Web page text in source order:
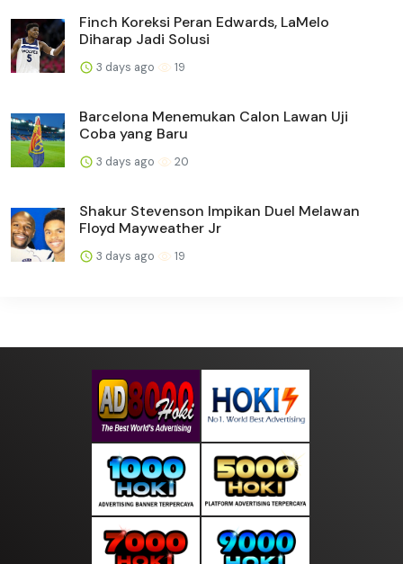
Finch Koreksi Peran Edwards, LaMelo
Diharap Jadi Solusi
3 days ago 19
Barcelona Menemukan Calon Lawan Uji
Coba yang Baru
3 days ago 20
Shakur Stevenson Impikan Duel Melawan
Floyd Mayweather Jr
3 days ago 19